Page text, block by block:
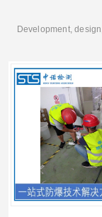
Development,